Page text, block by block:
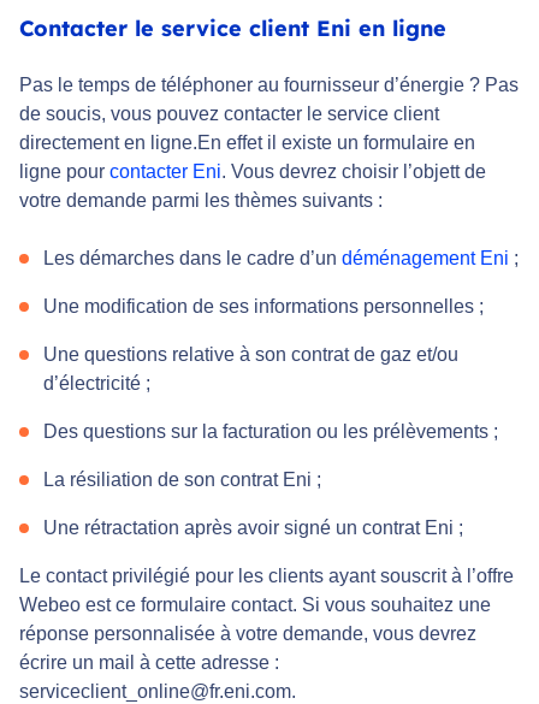
Contacter le service client Eni en ligne
Pas le temps de téléphoner au fournisseur d’énergie ? Pas
de soucis, vous pouvez contacter le service client
directement en ligne.En effet il existe un formulaire en
ligne pour contacter Eni. Vous devrez choisir l’objett de
votre demande parmi les thèmes suivants :
Les démarches dans le cadre d’un déménagement Eni ;
Une modification de ses informations personnelles ;
Une questions relative à son contrat de gaz et/ou
d’électricité ;
Des questions sur la facturation ou les prélèvements ;
La résiliation de son contrat Eni ;
Une rétractation après avoir signé un contrat Eni ;
Le contact privilégié pour les clients ayant souscrit à l’offre
Webeo est ce formulaire contact. Si vous souhaitez une
réponse personnalisée à votre demande, vous devrez
écrire un mail à cette adresse :
serviceclient_online@fr.eni.com.